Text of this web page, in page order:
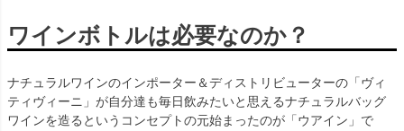
ワインボトルは必要なのか？
ナチュラルワインのインポーター＆ディストリビューターの「ヴィ
ティヴィーニ」が自分達も毎日飲みたいと思えるナチュラルバッグ
ワインを造るというコンセプトの元始まったのが「ウアイン」で